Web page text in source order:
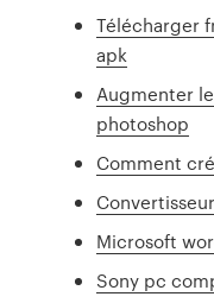
Télécharger
apk
Augmenter
photoshop
Comment
Microsoft
Sony pc